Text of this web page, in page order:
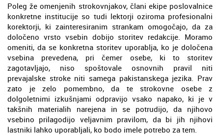
Poleg že omenjenih strokovnjakov, člani ekipe poslovalnice
konkretne institucije so tudi lektorji oziroma profesionalni
korektorji, ki zainteresiranim strankam omogočajo, da za
določeno vrsto vsebin dobijo storitev redakcije. Moramo
omeniti, da se konkretna storitev uporablja, ko je določena
vsebina prevedena, pri čemer osebe, ki to storitev
zagotavljajo, niso spoštovale osnovnih pravil niti
prevajalske stroke niti samega pakistanskega jezika. Prav
zato je zelo pomembno, da te strokovne osebe z
dolgoletnimi izkušnjami odpravijo vsako napako, ki je v
takšnih materialih narejena in se potrudijo, da njihovo
vsebino prilagodijo veljavnim pravilom, da bi jih njihovi
lastniki lahko uporabljali, ko bodo imele potrebo za tem.